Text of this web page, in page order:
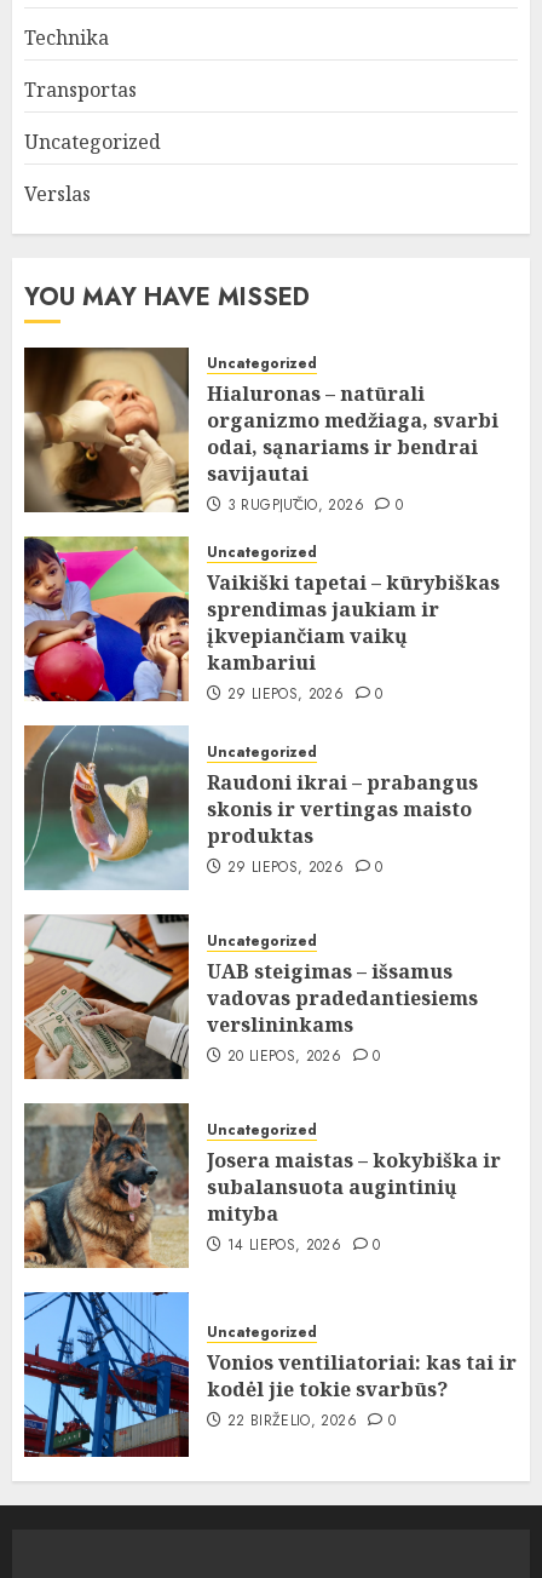
Technika
Transportas
Uncategorized
Verslas
YOU MAY HAVE MISSED
Uncategorized
Hialuronas – natūrali
organizmo medžiaga, svarbi
odai, sąnariams ir bendrai
savijautai
3 RUGPJŪČIO, 2026 0
Uncategorized
Vaikiški tapetai – kūrybiškas
sprendimas jaukiam ir
įkvepiančiam vaikų
kambariui
29 LIEPOS, 2026 0
Uncategorized
Raudoni ikrai – prabangus
skonis ir vertingas maisto
produktas
29 LIEPOS, 2026 0
Uncategorized
UAB steigimas – išsamus
vadovas pradedantiesiems
verslininkams
20 LIEPOS, 2026 0
Uncategorized
Josera maistas – kokybiška ir
subalansuota augintinių
mityba
14 LIEPOS, 2026 0
Uncategorized
Vonios ventiliatoriai: kas tai ir
kodėl jie tokie svarbūs?
22 BIRŽELIO, 2026 0